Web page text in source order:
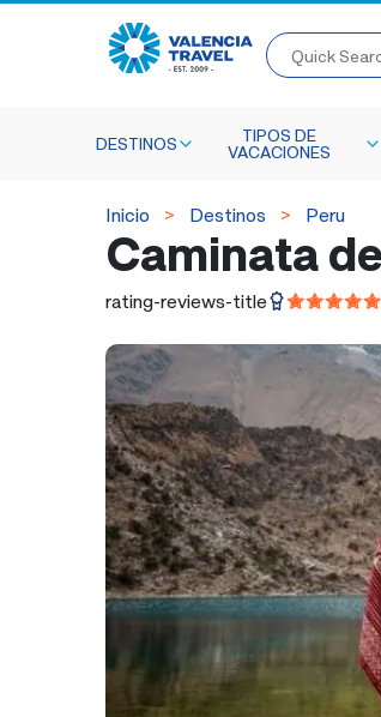
DESTINOS
TIPOS DE
VACACIONES
Inicio Destinos Peru
Caminata
rating-reviews-title